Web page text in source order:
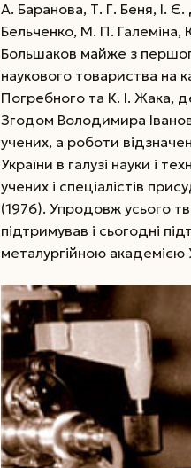
А. Баранова, Т. Г. Беня, І.
Бельченко, М. П.
Большаков майже з
наукового товариства на
Погребного та К. І. Жака,
Згодом Володимира
учених, а роботи
України в галузі науки і
учених і спеціалістів
(1976). Упродовж усього
підтримував і сьогодні
металургійною академією